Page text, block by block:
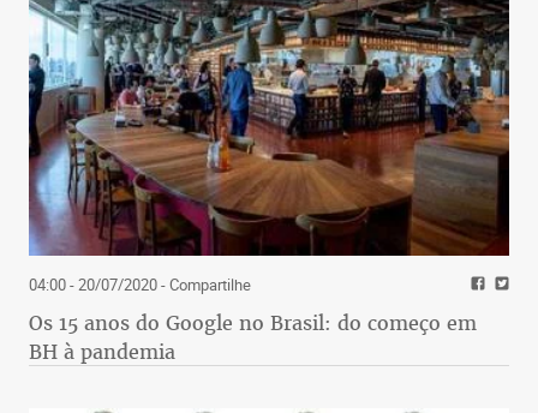
04:00 - 20/07/2020- Compartilhe
Os 15 anos do Google no Brasil: do começo em
BH à pandemia